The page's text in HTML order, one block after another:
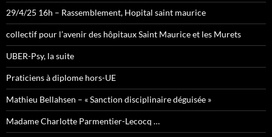
29/4/25 16h – Rassemblement, Hopital saint maurice
collectif pour l’avenir des hôpitaux Saint Maurice et les Murets
UBER-Psy, la suite
Praticiens à diplome hors-UE
Mathieu Bellahsen – « Sanction disciplinaire déguisée »
Madame Charlotte Parmentier-Lecocq …